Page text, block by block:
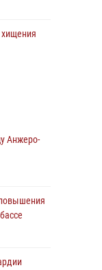
по
в
драки,
Анжеро-